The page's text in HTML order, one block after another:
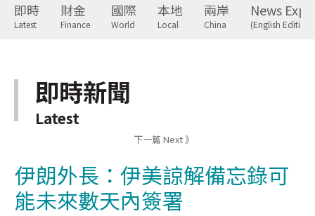
即時
Latest
財金
Finance
國際
World
本地
Local
兩岸
China
News
(English Edition)
即時新聞
Latest
下一篇 Next 》
伊朗外長：伊美諒解備忘錄可
能未來數天內簽署